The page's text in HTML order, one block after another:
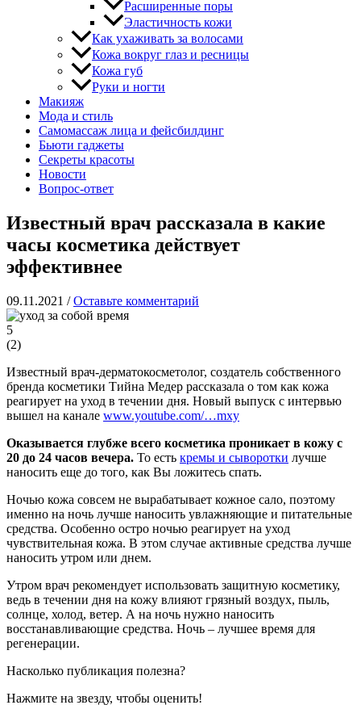
Расширенные поры
Эластичность кожи
Как ухаживать за волосами
Кожа вокруг глаз и ресницы
Кожа губ
Руки и ногти
Макияж
Мода и стиль
Самомассаж лица и фейсбилдинг
Бьюти гаджеты
Секреты красоты
Новости
Вопрос-ответ
Известный врач рассказала в какие
часы косметика действует
эффективнее
09.11.2021 /Оставьте комментарий
5
(2)
Известный врач-дерматокосметолог, создатель собственного
бренда косметики Тийна Медер рассказала о том как кожа
реагирует на уход в течении дня. Новый выпуск с интервью
вышел на канале www.youtube.com/…mxy
Оказывается глубже всего косметика проникает в кожу с
20 до 24 часов вечера. То есть кремы и сыворотки лучше
наносить еще до того, как Вы ложитесь спать.
Ночью кожа совсем не вырабатывает кожное сало, поэтому
именно на ночь лучше наносить увлажняющие и питательные
средства. Особенно остро ночью реагирует на уход
чувствительная кожа. В этом случае активные средства лучше
наносить утром или днем.
Утром врач рекомендует использовать защитную косметику,
ведь в течении дня на кожу влияют грязный воздух, пыль,
солнце, холод, ветер. А на ночь нужно наносить
восстанавливающие средства. Ночь – лучшее время для
регенерации.
Насколько публикация полезна?
Нажмите на звезду, чтобы оценить!